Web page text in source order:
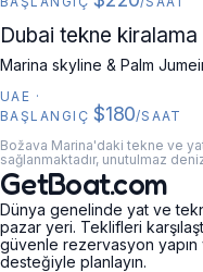
UAE
Dubai tekne kiralama
Marina skyline & Palm
UAE ·
BAŞLANGIÇ $180/SAAT
Božava Marina'daki tekne ve
sağlanmaktadır, unutulmaz
GetBoat.com
Dünya genelinde yat ve
pazar yeri. Teklifleri
güvenle rezervasyon yapın
desteğiyle planlayın.